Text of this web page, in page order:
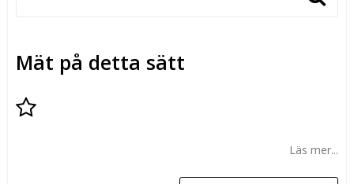
Mät på detta sätt
Läs mer...